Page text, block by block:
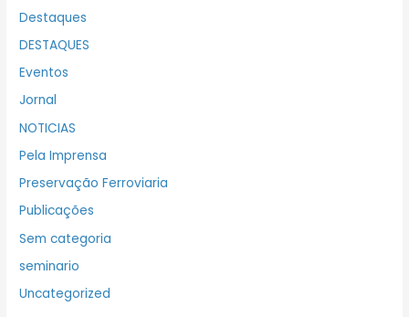
Destaques
DESTAQUES
Eventos
Jornal
NOTICIAS
Pela Imprensa
Preservação Ferroviaria
Publicações
Sem categoria
seminario
Uncategorized